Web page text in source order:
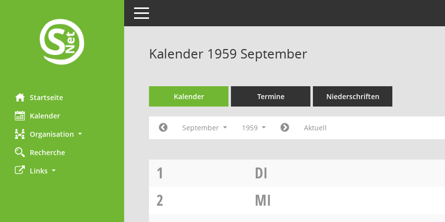
Startseite
Kalender
Organisation
Recherche
Links
Toggle navigation
Kalender 1959 September
Kalender Termine Niederschriften
September 1959 Aktuell
1
DI
2
MI